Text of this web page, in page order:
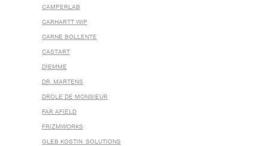
CAMPERLAB
CARHARTT WIP
CARNE BOLLENTE
CASTART
DIEMME
DR. MARTENS
DROLE DE MONSIEUR
FAR AFIELD
FRIZMWORKS
GLEB KOSTIN .SOLUTIONS